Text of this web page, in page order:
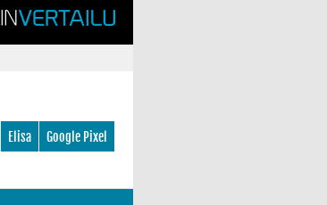
Google Pixel
Elisa